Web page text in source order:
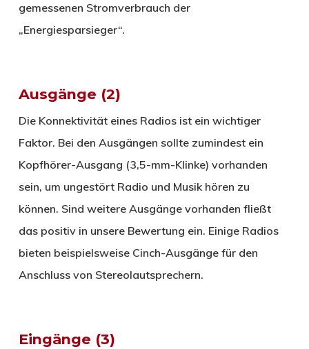
gemessenen Stromverbrauch der
„Energiesparsieger“.
Ausgänge (2)
Die Konnektivität eines Radios ist ein wichtiger
Faktor. Bei den Ausgängen sollte zumindest ein
Kopfhörer-Ausgang (3,5-mm-Klinke) vorhanden
sein, um ungestört Radio und Musik hören zu
können. Sind weitere Ausgänge vorhanden fließt
das positiv in unsere Bewertung ein. Einige Radios
bieten beispielsweise Cinch-Ausgänge für den
Anschluss von Stereolautsprechern.
Eingänge (3)